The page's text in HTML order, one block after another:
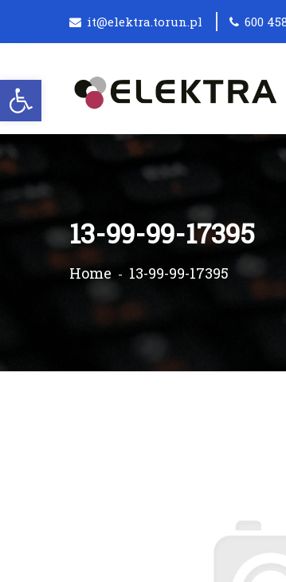
Otwórz pasek narzędzi
it@elektra.torun.pl 600
13-99-99-17395
Home 13-99-99-17395